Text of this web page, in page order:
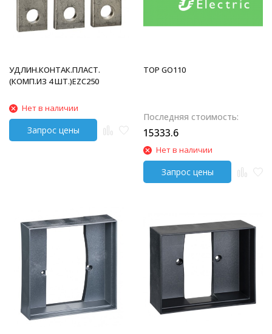
УДЛИН.КОНТАК.ПЛАСТ.
(КОМП.ИЗ 4 ШТ.)EZC250
Нет в наличии
ТОР GO110
Последняя стоимость:
15333.6
Нет в наличии